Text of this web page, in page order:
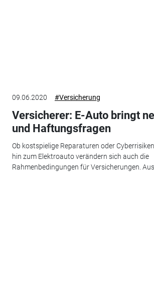
09.06.2020 #Versicherung
Versicherer: E-Auto bringt
und Haftungsfragen
Ob kostspielige Reparaturen oder
hin zum Elektroauto verändern sich auch die
Rahmenbedingungen für Versicherungen. Aus